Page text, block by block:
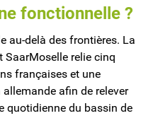
fonctionnelle ?
au-delà des frontières. La
relie cinq
françaises et une
afin de relever
quotidienne du bassin de